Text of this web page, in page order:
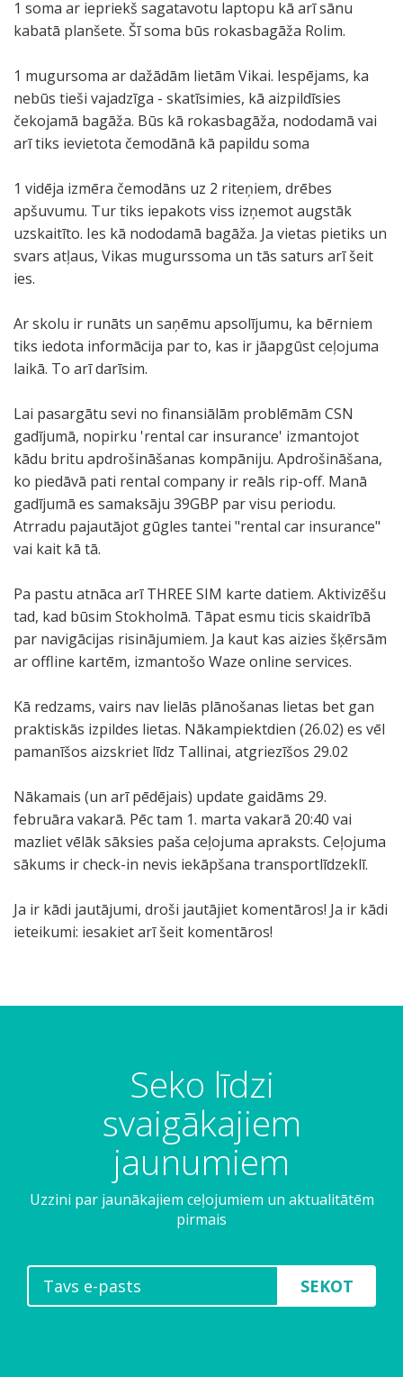
1 soma ar iepriekš sagatavotu laptopu kā arī sānu
kabatā planšete. Šī soma būs rokasbagāža Rolim.
1 mugursoma ar dažādām lietām Vikai. Iespējams, ka
nebūs tieši vajadzīga - skatīsimies, kā aizpildīsies
čekojamā bagāža. Būs kā rokasbagāža, nododamā vai
arī tiks ievietota čemodānā kā papildu soma
1 vidēja izmēra čemodāns uz 2 riteņiem, drēbes
apšuvumu. Tur tiks iepakots viss izņemot augstāk
uzskaitīto. Ies kā nododamā bagāža. Ja vietas pietiks un
svars atļaus, Vikas mugurssoma un tās saturs arī šeit
ies.
Ar skolu ir runāts un saņēmu apsolījumu, ka bērniem
tiks iedota informācija par to, kas ir jāapgūst ceļojuma
laikā. To arī darīsim.
Lai pasargātu sevi no finansiālām problēmām CSN
gadījumā, nopirku 'rental car insurance' izmantojot
kādu britu apdrošināšanas kompāniju. Apdrošināšana,
ko piedāvā pati rental company ir reāls rip-off. Manā
gadījumā es samaksāju 39GBP par visu periodu.
Atrradu pajautājot gūgles tantei "rental car insurance"
vai kait kā tā.
Pa pastu atnāca arī THREE SIM karte datiem. Aktivizēšu
tad, kad būsim Stokholmā. Tāpat esmu ticis skaidrībā
par navigācijas risinājumiem. Ja kaut kas aizies šķērsām
ar offline kartēm, izmantošo Waze online services.
Kā redzams, vairs nav lielās plānošanas lietas bet gan
praktiskās izpildes lietas. Nākampiektdien (26.02) es vēl
pamanīšos aizskriet līdz Tallinai, atgriezīšos 29.02
Nākamais (un arī pēdējais) update gaidāms 29.
februāra vakarā. Pēc tam 1. marta vakarā 20:40 vai
mazliet vēlāk sāksies paša ceļojuma apraksts. Ceļojuma
sākums ir check-in nevis iekāpšana transportlīdzeklī.
Ja ir kādi jautājumi, droši jautājiet komentāros! Ja ir kādi
ieteikumi: iesakiet arī šeit komentāros!
Seko līdzi
svaigākajiem
jaunumiem
Uzzini par jaunākajiem ceļojumiem un aktualitātēm
pirmais
SEKOT